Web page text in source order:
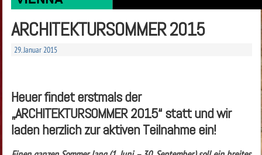
ARCHITEKTURSOMMER 2015
29. Januar 2015
Heuer findet erstmals der
„ARCHITEKTURSOMMER 2015“ statt und wir
laden herzlich zur aktiven Teilnahme ein!